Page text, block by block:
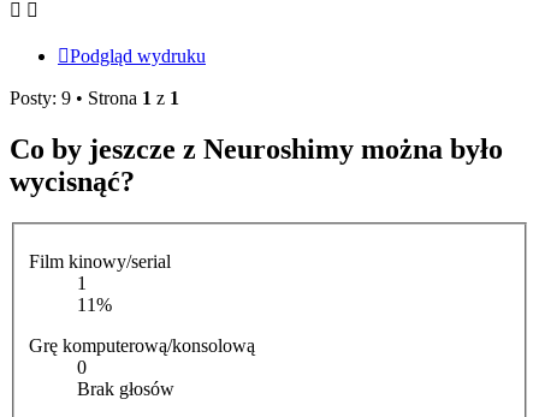
Podgląd wydruku
Posty: 9 • Strona 1 z 1
Co by jeszcze z Neuroshimy można było
wycisnąć?
Film kinowy/serial
1
11%
Grę komputerową/konsolową
0
Brak głosów